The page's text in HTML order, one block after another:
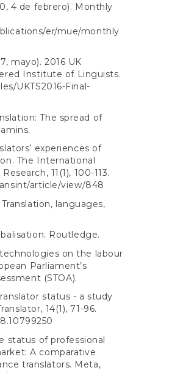
4 de febrero). Monthly
er/mue/monthly
mayo). 2016 UK
Institute of Linguists.
UKTS2016-Final-
The spread of
experiences of
The International
11(1), 100-113.
article/view/848
languages,
Routledge.
on the labour
Parliament’s
(STOA).
status - a study
14(1), 71-96.
status of professional
A comparative
translators. Meta,